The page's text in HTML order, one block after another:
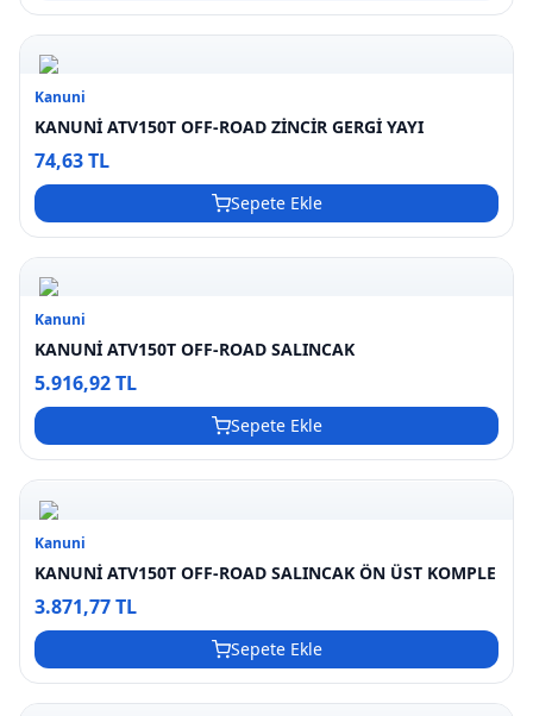
Kanuni
KANUNİ ATV150T OFF-ROAD ZİNCİR GERGİ YAYI
74,63 TL
Sepete Ekle
Kanuni
KANUNİ ATV150T OFF-ROAD SALINCAK
5.916,92 TL
Sepete Ekle
Kanuni
KANUNİ ATV150T OFF-ROAD SALINCAK ÖN ÜST KOMPLE
3.871,77 TL
Sepete Ekle